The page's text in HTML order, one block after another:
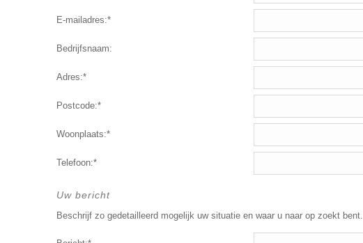
E-mailadres:*
Bedrijfsnaam:
Adres:*
Postcode:*
Woonplaats:*
Telefoon:*
Uw bericht
Beschrijf zo gedetailleerd mogelijk uw situatie en waar u naar op zoekt bent.